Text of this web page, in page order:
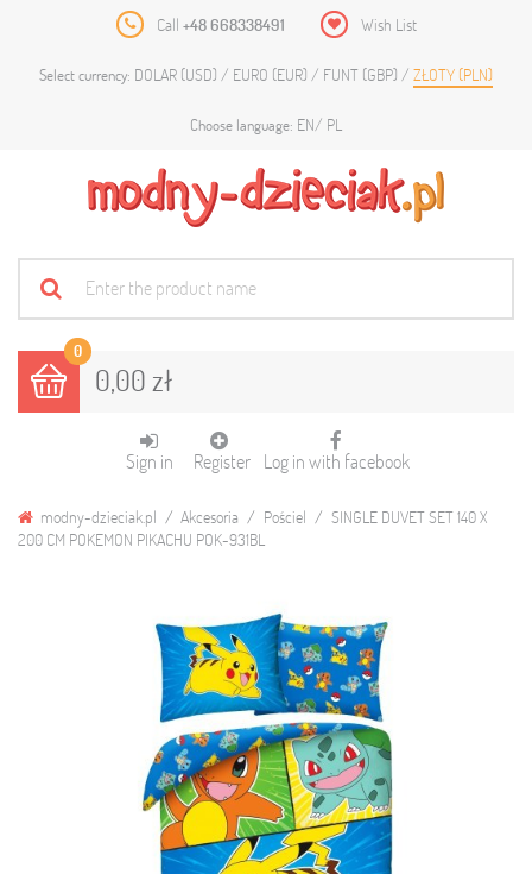
Call +48 668338491 Wish List
Select currency: DOLAR (USD) EURO (EUR) FUNT (GBP) ZŁOTY (PLN)
Choose language: EN PL
0
0,00 zł
Sign in Register Log in with facebook
modny-dzieciak.pl Akcesoria Pościel
SINGLE DUVET SET 140 X
200 CM POKEMON PIKACHU POK-931BL